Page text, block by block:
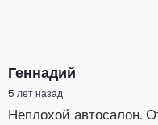
Геннадий
5 лет назад
Неплохой автосалон.